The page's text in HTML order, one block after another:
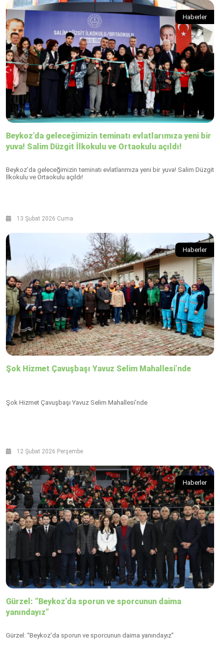
Haberler
Beykoz’da geleceğimizin teminatı evlatlarımıza yeni bir
yuva! Salim Düzgit İlkokulu ve Ortaokulu açıldı!
Beykoz’da geleceğimizin teminatı evlatlarımıza yeni bir yuva! Salim Düzgit
İlkokulu ve Ortaokulu açıldı!
13 Şubat 2026 Cuma
Haberler
Şok Hizmet Çavuşbaşı Yavuz Selim Mahallesi’nde
Şok Hizmet Çavuşbaşı Yavuz Selim Mahallesi’nde
12 Şubat 2026 Perşembe
Haberler
Gürzel: “Beykoz’da sporun ve sporcunun daima
yanındayız”
Gürzel: “Beykoz’da sporun ve sporcunun daima yanındayız”